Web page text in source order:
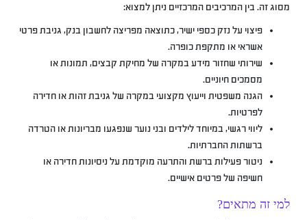
מסוג זה. בין המרכיבים המרכזיים ניתן למצוא:
פיצוי על נזק כספי ישיר, כתוצאה מפריצה לחשבון בנק, גניבת פרטי
אשראי או מתקפת כופרה.
שירותי שחזור מידע במקרה של מחיקת קבצים, תמונות או
מסמכים חיוניים.
הגנה משפטית וייעוץ מקצועי במקרה של גניבת זהות או חדירה
לפרטיות.
ליווי רגשי, במיוחד לילדים ובני נוער שנפגעו מבריונות או הטרדה
ברשתות החברתיות.
ניטור פעילות ברשת והתרעה מוקדמת על ניסיונות חדירה או
חשיפה של פרטים אישיים.
למי זה מתאים?